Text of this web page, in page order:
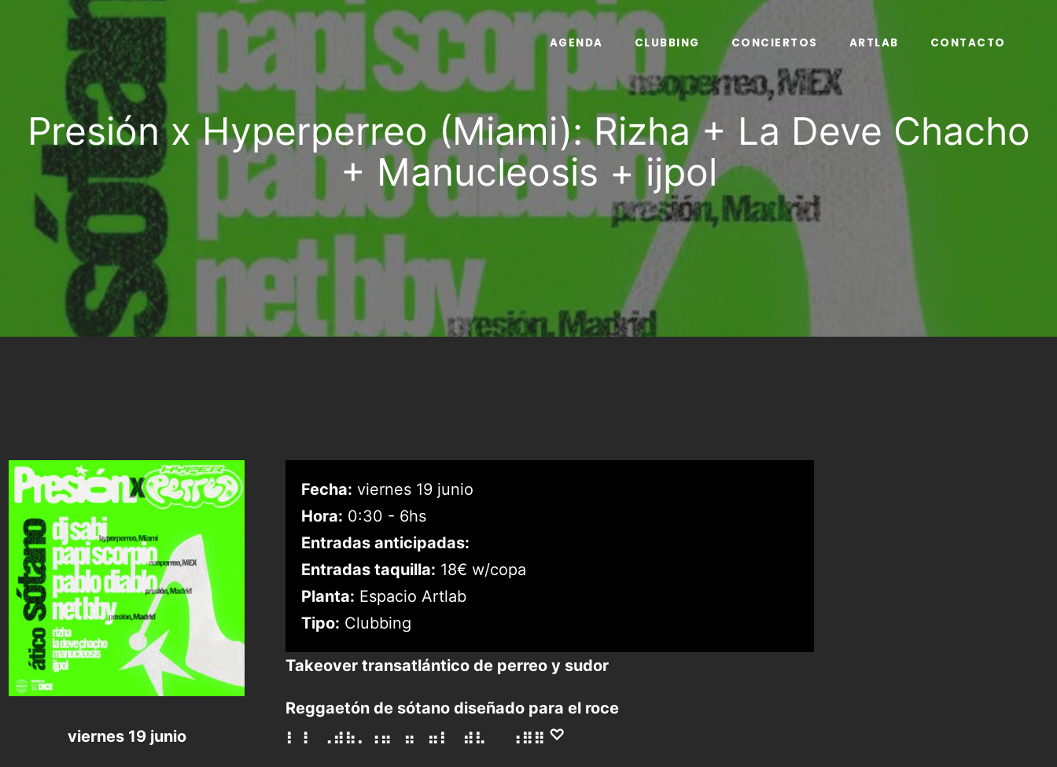
AGENDA CLUBBING CONCIERTOS ARTLAB CONTACTO
Presión x Hyperperreo (Miami): Rizha + La Deve Chacho
+ Manucleosis + ijpol
viernes 19 junio
Fecha: viernes 19 junio
Hora: 0:30 - 6hs
Entradas anticipadas:
Entradas taquilla: 18€ w/copa
Planta: Espacio Artlab
Tipo: Clubbing
Takeover transatlántico de perreo y sudor
Reggaetón de sótano diseñado para el roce
⡆⢰⠀⢀⣴⣦⡀⢠⣤⠀⣤⠀⣤⡆⠀⣴⣆⠀⠀⢠⣶⣶ ♡